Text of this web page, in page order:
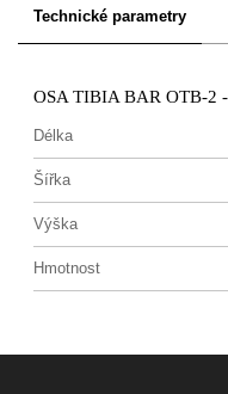
Technické parametry
OSA TIBIA BAR OTB-2
Délka
Šířka
Výška
Hmotnost